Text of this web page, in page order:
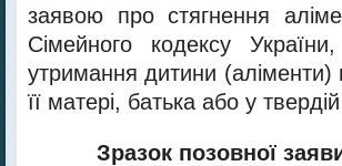
заявою про стягнення
Сімейного кодексу
утримання дитини (аліменти)
її матері, батька або у
Зразок позовної